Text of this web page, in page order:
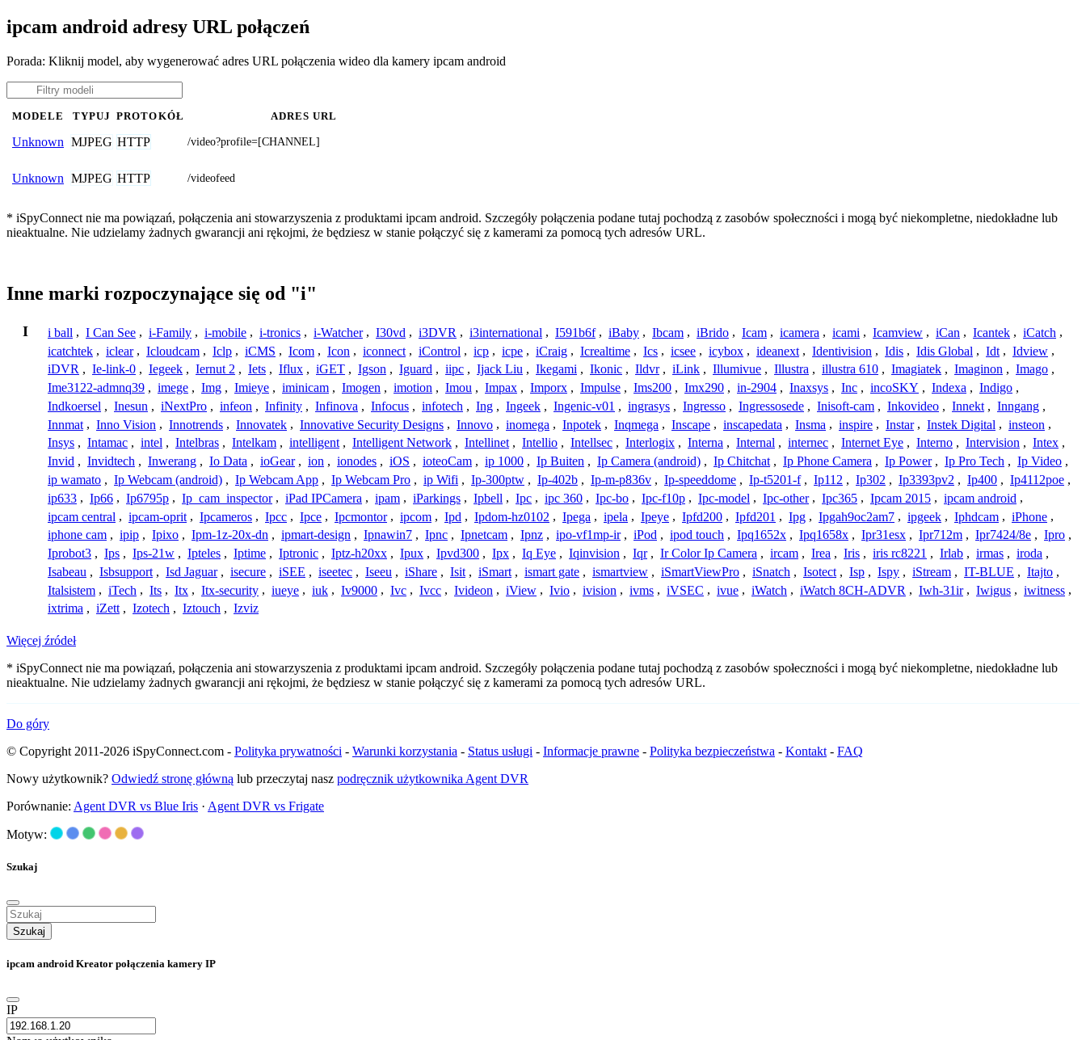
ipcam android adresy URL połączeń
Porada: Kliknij model, aby wygenerować adres URL połączenia wideo dla kamery ipcam android
MODELE TYPUJ PROTOKÓŁ ADRES URL
Unknown MJPEG HTTP /video?profile=[CHANNEL]
Unknown MJPEG HTTP /videofeed
* iSpyConnect nie ma powiązań, połączenia ani stowarzyszenia z produktami ipcam android. Szczegóły połączenia podane tutaj pochodzą z zasobów społeczności i mogą być niekompletne, niedokładne lub
nieaktualne. Nie udzielamy żadnych gwarancji ani rękojmi, że będziesz w stanie połączyć się z kamerami za pomocą tych adresów URL.
Inne marki rozpoczynające się od "i"
I i ball , I Can See , i-Family , i-mobile , i-tronics , i-Watcher , I30vd , i3DVR , i3international , I591b6f , iBaby , Ibcam , iBrido , Icam , icamera , icami , Icamview , iCan , Icantek , iCatch ,
icatchtek , iclear , Icloudcam , Iclp , iCMS , Icom , Icon , iconnect , iControl , icp , icpe , iCraig , Icrealtime , Ics , icsee , icybox , ideanext , Identivision , Idis , Idis Global , Idt , Idview ,
iDVR , Ie-link-0 , Iegeek , Iernut 2 , Iets , Iflux , iGET , Igson , Iguard , iipc , Ijack Liu , Ikegami , Ikonic , Ildvr , iLink , Illumivue , Illustra , illustra 610 , Imagiatek , Imaginon , Imago ,
Ime3122-admnq39 , imege , Img , Imieye , iminicam , Imogen , imotion , Imou , Impax , Imporx , Impulse , Ims200 , Imx290 , in-2904 , Inaxsys , Inc , incoSKY , Indexa , Indigo ,
Indkoersel , Inesun , iNextPro , infeon , Infinity , Infinova , Infocus , infotech , Ing , Ingeek , Ingenic-v01 , ingrasys , Ingresso , Ingressosede , Inisoft-cam , Inkovideo , Innekt , Inngang ,
Innmat , Inno Vision , Innotrends , Innovatek , Innovative Security Designs , Innovo , inomega , Inpotek , Inqmega , Inscape , inscapedata , Insma , inspire , Instar , Instek Digital , insteon ,
Insys , Intamac , intel , Intelbras , Intelkam , intelligent , Intelligent Network , Intellinet , Intellio , Intellsec , Interlogix , Interna , Internal , internec , Internet Eye , Interno , Intervision , Intex ,
Invid , Invidtech , Inwerang , Io Data , ioGear , ion , ionodes , iOS , ioteoCam , ip 1000 , Ip Buiten , Ip Camera (android) , Ip Chitchat , Ip Phone Camera , Ip Power , Ip Pro Tech , Ip Video ,
ip wamato , Ip Webcam (android) , Ip Webcam App , Ip Webcam Pro , ip Wifi , Ip-300ptw , Ip-402b , Ip-m-p836v , Ip-speeddome , Ip-t5201-f , Ip112 , Ip302 , Ip3393pv2 , Ip400 , Ip4112poe ,
ip633 , Ip66 , Ip6795p , Ip_cam_inspector , iPad IPCamera , ipam , iParkings , Ipbell , Ipc , ipc 360 , Ipc-bo , Ipc-f10p , Ipc-model , Ipc-other , Ipc365 , Ipcam 2015 , ipcam android ,
ipcam central , ipcam-oprit , Ipcameros , Ipcc , Ipce , Ipcmontor , ipcom , Ipd , Ipdom-hz0102 , Ipega , ipela , Ipeye , Ipfd200 , Ipfd201 , Ipg , Ipgah9oc2am7 , ipgeek , Iphdcam , iPhone ,
iphone cam , ipip , Ipixo , Ipm-1z-20x-dn , ipmart-design , Ipnawin7 , Ipnc , Ipnetcam , Ipnz , ipo-vf1mp-ir , iPod , ipod touch , Ipq1652x , Ipq1658x , Ipr31esx , Ipr712m , Ipr7424/8e , Ipro ,
Iprobot3 , Ips , Ips-21w , Ipteles , Iptime , Iptronic , Iptz-h20xx , Ipux , Ipvd300 , Ipx , Iq Eye , Iqinvision , Iqr , Ir Color Ip Camera , ircam , Irea , Iris , iris rc8221 , Irlab , irmas , iroda ,
Isabeau , Isbsupport , Isd Jaguar , isecure , iSEE , iseetec , Iseeu , iShare , Isit , iSmart , ismart gate , ismartview , iSmartViewPro , iSnatch , Isotect , Isp , Ispy , iStream , IT-BLUE , Itajto ,
Italsistem , iTech , Its , Itx , Itx-security , iueye , iuk , Iv9000 , Ivc , Ivcc , Ivideon , iView , Ivio , ivision , ivms , iVSEC , ivue , iWatch , iWatch 8CH-ADVR , Iwh-31ir , Iwigus , iwitness ,
ixtrima , iZett , Izotech , Iztouch , Izviz
Więcej źródeł
* iSpyConnect nie ma powiązań, połączenia ani stowarzyszenia z produktami ipcam android. Szczegóły połączenia podane tutaj pochodzą z zasobów społeczności i mogą być niekompletne, niedokładne lub
nieaktualne. Nie udzielamy żadnych gwarancji ani rękojmi, że będziesz w stanie połączyć się z kamerami za pomocą tych adresów URL.
Do góry
© Copyright 2011-2026 iSpyConnect.com - Polityka prywatności - Warunki korzystania - Status usługi - Informacje prawne - Polityka bezpieczeństwa - Kontakt - FAQ
Nowy użytkownik? Odwiedź stronę główną lub przeczytaj nasz podręcznik użytkownika Agent DVR
Porównanie: Agent DVR vs Blue Iris · Agent DVR vs Frigate
Motyw:
Szukaj
Szukaj
ipcam android Kreator połączenia kamery IP
IP